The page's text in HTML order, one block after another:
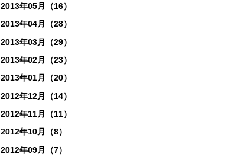
2013年05月（16）
2013年04月（28）
2013年03月（29）
2013年02月（23）
2013年01月（20）
2012年12月（14）
2012年11月（11）
2012年10月（8）
2012年09月（7）